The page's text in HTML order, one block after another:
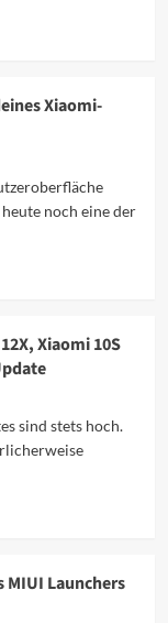
Xiaomi-
noch eine der
Xiaomi 10S
sind stets hoch.
MIUI Launchers